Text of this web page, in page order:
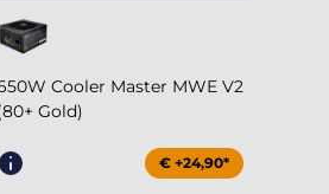
Cooler Master MWE V2
Gold)
€ +24,90*